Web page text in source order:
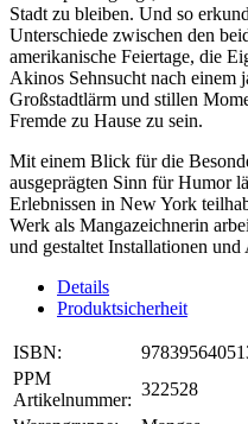
Stadt zu bleiben. Und so
Unterschiede zwischen den
amerikanische Feiertage, die
Akinos Sehnsucht nach einem
Großstadtlärm und stillen
Fremde zu Hause zu sein.
Mit einem Blick für die
ausgeprägten Sinn für Humor
Erlebnissen in New York
Werk als Mangazeichnerin
und gestaltet Installationen
Details
Produktsicherheit
ISBN:
PPM
Artikelnummer:
322528